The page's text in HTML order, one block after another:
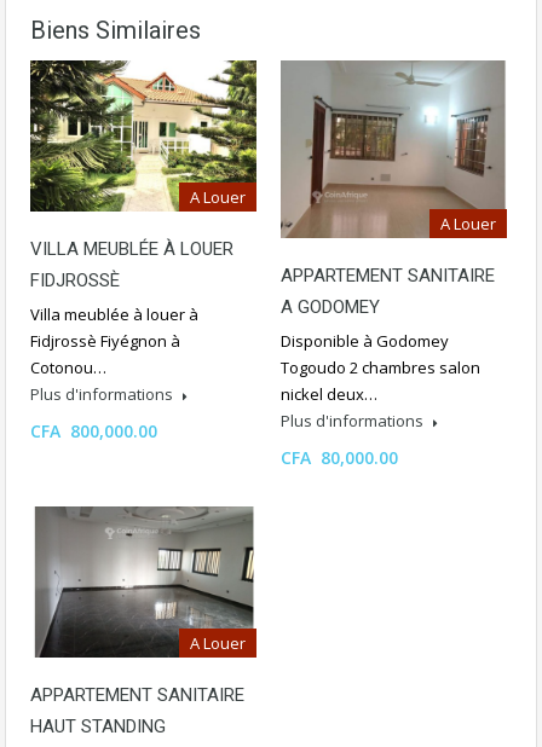
Biens Similaires
A Louer
VILLA MEUBLÉE À LOUER
FIDJROSSÈ
Villa meublée à louer à
Fidjrossè Fiyégnon à
Cotonou…
Plus d'informations
CFA 800,000.00
A Louer
APPARTEMENT SANITAIRE
A GODOMEY
Disponible à Godomey
Togoudo 2 chambres salon
nickel deux…
Plus d'informations
CFA 80,000.00
A Louer
APPARTEMENT SANITAIRE
HAUT STANDING